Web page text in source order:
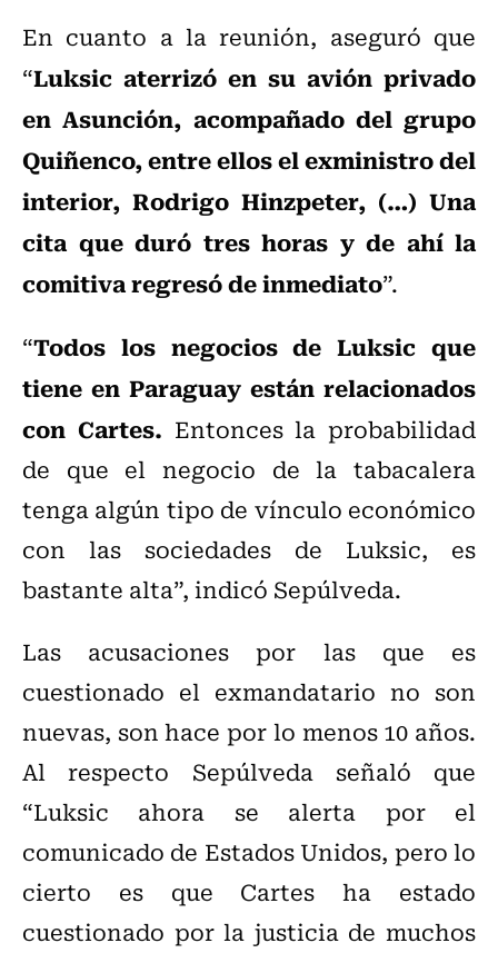
En cuanto a la reunión, aseguró que
“Luksic aterrizó en su avión privado
en Asunción, acompañado del grupo
Quiñenco, entre ellos el exministro del
interior, Rodrigo Hinzpeter, (…) Una
cita que duró tres horas y de ahí la
comitiva regresó de inmediato”.
“Todos los negocios de Luksic que
tiene en Paraguay están relacionados
con Cartes. Entonces la probabilidad
de que el negocio de la tabacalera
tenga algún tipo de vínculo económico
con las sociedades de Luksic, es
bastante alta”, indicó Sepúlveda.
Las acusaciones por las que es
cuestionado el exmandatario no son
nuevas, son hace por lo menos 10 años.
Al respecto Sepúlveda señaló que
“Luksic ahora se alerta por el
comunicado de Estados Unidos, pero lo
cierto es que Cartes ha estado
cuestionado por la justicia de muchos